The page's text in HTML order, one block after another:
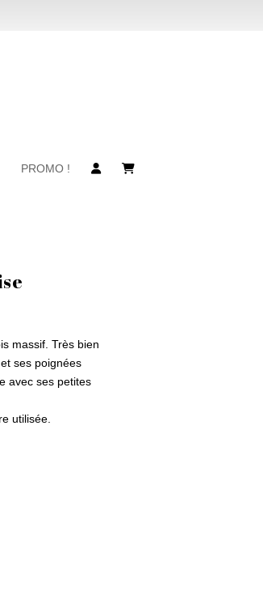
PROMO !
massif. Très bien
ses poignées
avec ses petites
utilisée.